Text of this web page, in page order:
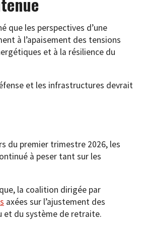
que les perspectives d’une
à l’apaisement des tensions
et à la résilience du
et les infrastructures devrait
du premier trimestre 2026, les
à peser tant sur les
la coalition dirigée par
axées sur l’ajustement des
et du système de retraite.